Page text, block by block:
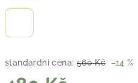
standardní cena: 560 Kč –14 %